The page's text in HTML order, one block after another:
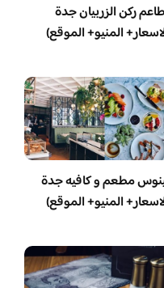
ركن الزربيان جدة
المنيو+ الموقع)
مطعم و كافيه جدة
المنيو+ الموقع)